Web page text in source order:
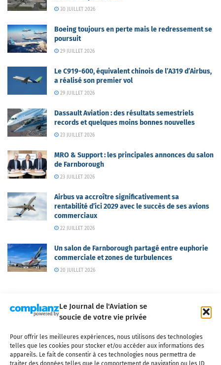
Le Journal de l'Aviation se
soucie de votre vie privée
Pour offrir les meilleures expériences, nous utilisons des technologies
telles que les cookies pour stocker et/ou accéder aux informations des
appareils. Le fait de consentir à ces technologies nous permettra de
traiter des données telles que le comportement de navigation ou les ID
30 JUILLET 2026
Boeing toujours en perte mais le redressement se
poursuit
29 JUILLET 2026
Le C919-600, équivalent chinois de l’A319 d’Airbus,
a réalisé son premier vol
29 JUILLET 2026
Dassault Aviation : des résultats semestriels
records et quelques moins bonnes nouvelles
23 JUILLET 2026
MRO & Support : les principales annonces du salon
de Farnborough
23 JUILLET 2026
Airbus va accroître significativement sa
rentabilité d’ici 2029 avec le succès de ses avions
commerciaux
22 JUILLET 2026
Un salon de Farnborough partagé entre euphorie
commerciale et zones de turbulences
20 JUILLET 2026
Qui sommes-nous ? Nous contacter
Partenaires
Mentions légales
CGV Politique de confidentialité Cookies